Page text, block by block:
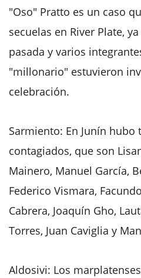
"Oso" Pratto es un caso
secuelas en River Plate,
pasada y varios
"millonario" estuvieron
celebración.
Sarmiento: En Junín hubo
contagiados, que son
Mainero, Manuel García,
Federico Vismara,
Cabrera, Joaquín Gho,
Torres, Juan Caviglia y
Aldosivi: Los